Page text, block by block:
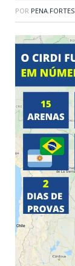
POR PENA.FORTES